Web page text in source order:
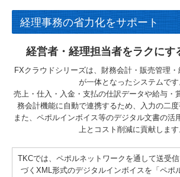
経理事務の省力化をサポート
経営者・経理担当者をラクにす
FXクラウドシリーズは、財務会計・販売管理
が一体となったシステムです
売上・仕入・入金・支払の仕訳データや給与・
務会計機能に自動で連携するため、入力の二度
また、ペポルインボイス等のデジタル文書の活
上とコスト削減に貢献します
TKCでは、ペポルネットワークを通して送受
づくXML形式のデジタルインボイスを「ペポ